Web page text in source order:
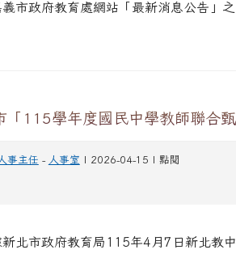
義市政府教育處網站「最新消息公告」
「115學年度國民中學教師聯合
人事主任 - 人事室 | 2026-04-15 | 點閱
新北市政府教育局115年4月7日新北教